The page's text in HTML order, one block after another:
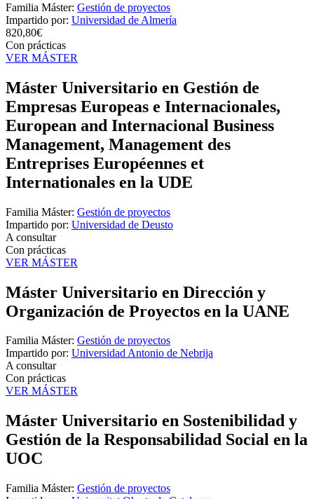
Familia Máster: Gestión de proyectos
Impartido por: Universidad de Almería
820,80€
Con prácticas
VER MÁSTER
Máster Universitario en Gestión de
Empresas Europeas e Internacionales,
European and Internacional Business
Management, Management des
Entreprises Européennes et
Internationales en la UDE
Familia Máster: Gestión de proyectos
Impartido por: Universidad de Deusto
A consultar
Con prácticas
VER MÁSTER
Máster Universitario en Dirección y
Organización de Proyectos en la UANE
Familia Máster: Gestión de proyectos
Impartido por: Universidad Antonio de Nebrija
A consultar
Con prácticas
VER MÁSTER
Máster Universitario en Sostenibilidad y
Gestión de la Responsabilidad Social en la
UOC
Familia Máster: Gestión de proyectos